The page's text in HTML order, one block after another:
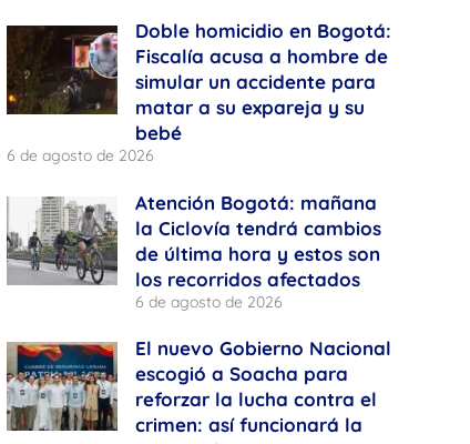
Doble homicidio en Bogotá:
Fiscalía acusa a hombre de
simular un accidente para
matar a su expareja y su
bebé
6 de agosto de 2026
Atención Bogotá: mañana
la Ciclovía tendrá cambios
de última hora y estos son
los recorridos afectados
6 de agosto de 2026
El nuevo Gobierno Nacional
escogió a Soacha para
reforzar la lucha contra el
crimen: así funcionará la